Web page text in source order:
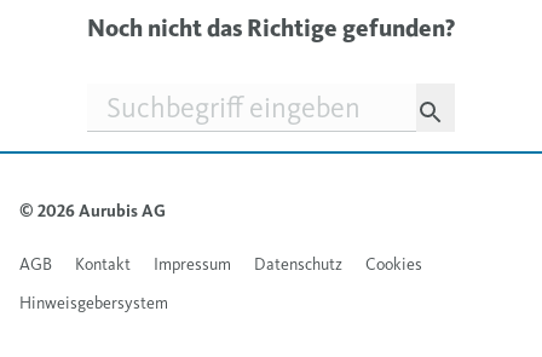
Noch nicht das Richtige gefunden?
Suchfeld
© 2026 Aurubis AG
AGB Kontakt Impressum Datenschutz
Cookies
Hinweisgebersystem